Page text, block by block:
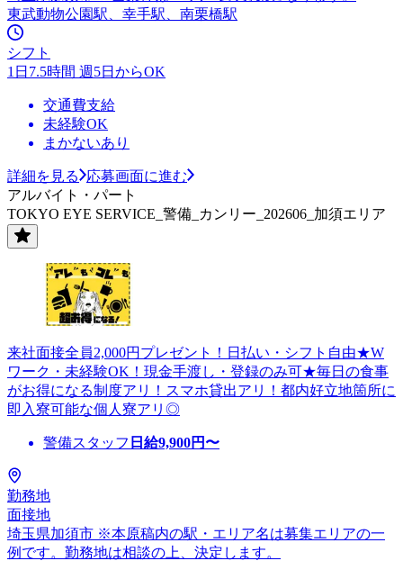
東武動物公園駅、幸手駅、南栗橋駅
シフト
1日7.5時間 週5日からOK
交通費支給
未経験OK
まかないあり
詳細を見る
応募画面に進む
アルバイト・パート
TOKYO EYE SERVICE_警備_カンリー_202606_加須エリア
来社面接全員2,000円プレゼント！日払い・シフト自由★W
ワーク・未経験OK！現金手渡し・登録のみ可★毎日の食事
がお得になる制度アリ！スマホ貸出アリ！都内好立地箇所に
即入寮可能な個人寮アリ◎
警備スタッフ 日給9,900円〜
勤務地
面接地
埼玉県加須市 ※本原稿内の駅・エリア名は募集エリアの一
例です。勤務地は相談の上、決定します。